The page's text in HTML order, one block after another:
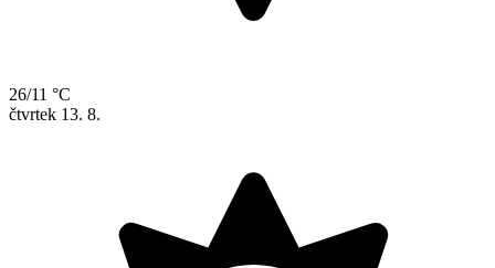
26/11 °C
čtvrtek 13. 8.